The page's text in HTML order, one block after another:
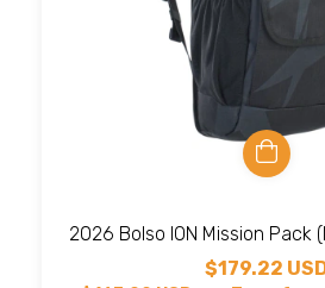
2026 Bolso ION Mission Pack
$179.22